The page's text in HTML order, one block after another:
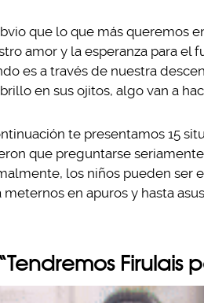
que lo que más queremos
amor y la esperanza para el
es a través de nuestra
en sus ojitos, algo van a
te presentamos 15
que preguntarse
los niños pueden ser
meternos en apuros y hasta
Firulais